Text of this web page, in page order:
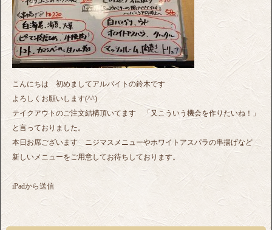
こんにちは 初めましてアルバイトの鈴木です
よろしくお願いします(^^)
テイクアウトのご注文結構頂いてます 「又こういう機会を作りたいね！」
と言っておりました。
本日お席ございます ニジマスメニューやホワイトアスパラの串揚げなど
新しいメニューをご用意してお待ちしております。
iPadから送信